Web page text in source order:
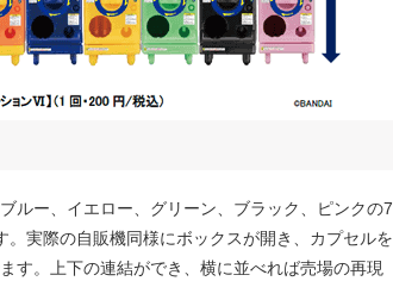
ルー、イエロー、グリーン、ブラック、ピンクの7
実際の自販機同様にボックスが開き、カプセルを
す。上下の連結ができ、横に並べれば売場の再現